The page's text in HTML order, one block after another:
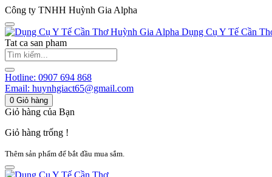
Công ty TNHH Huỳnh Gia Alpha
Huỳnh Gia Alpha Dụng Cụ Y Tế Cần
Tat ca san pham
Hotline: 0907 694 868
Email: huynhgiact65@gmail.com
0 Giỏ hàng
Giỏ hàng của Bạn
Giỏ hàng trống !
Thêm sản phẩm để bắt đầu mua sắm.